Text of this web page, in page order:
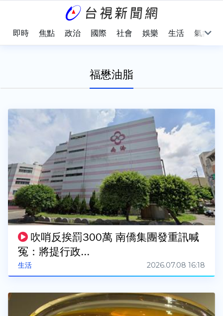
即時 焦點 政治 國際 社會 娛樂 生活 氣象
福懋油脂
生活
吹哨反挨罰300萬 南僑集團發重訊喊
冤：將提行政...
2026.07.08 16:18